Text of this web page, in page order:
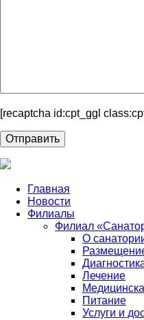
[recaptcha id:cpt_ggl
Главная
Новости
Филиалы
Филиал
О
Лечение
Питание
Услуги и